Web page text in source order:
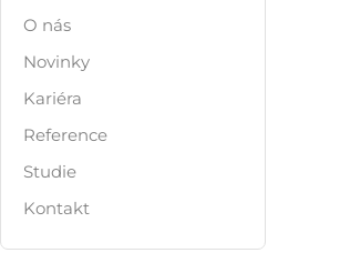
O nás
Novinky
Kariéra
Reference
Studie
Kontakt